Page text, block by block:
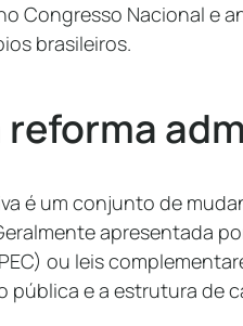
Congresso Nacional e
brasileiros.
reforma
é um conjunto de
apresentada
ou leis
e a estrutura de